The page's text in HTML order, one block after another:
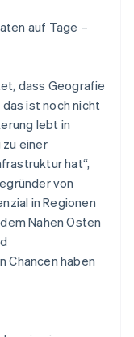
Lösungen für die
auf Tage –
dass Geografie
ist noch nicht
lebt in
zu einer
hat“,
von
in Regionen
Nahen Osten
Chancen haben